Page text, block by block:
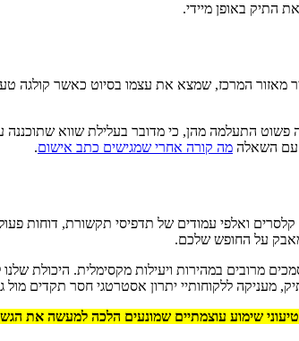
התיק באופן מיידי.
מאזור המרכז, שמצא את עצמו בסיוט כאשר
התעלמה מהן, כי מדובר בעלילת שווא שתוכננה
עם השאלה מה קורה אחרי שמגישים כתב אישום.
ואלפי עמודים של תדפיסי תקשורת, דוחות
על החופש שלכם.
מרובים במהירות ויעילות מקסימלית. היכולת
שימוע עוצמתיים שמונעים הלכה למעשה את